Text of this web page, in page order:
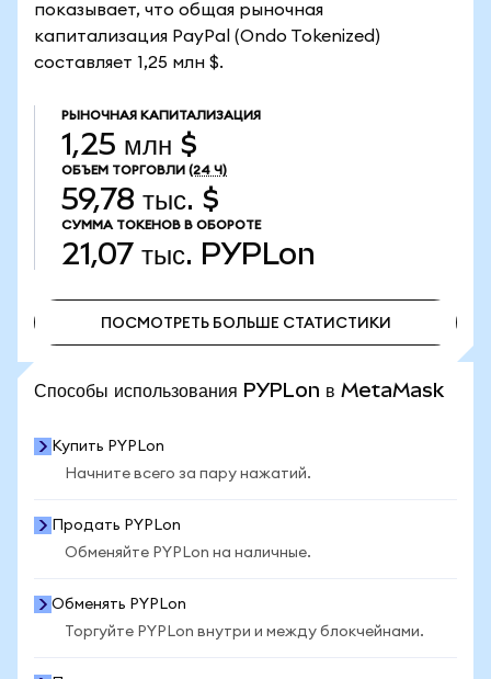
показывает, что общая рыночная
капитализация PayPal (Ondo Tokenized)
составляет 1,25 млн $.
РЫНОЧНАЯ КАПИТАЛИЗАЦИЯ
1,25 млн $
ОБЪЕМ ТОРГОВЛИ (24 Ч)
59,78 тыс. $
СУММА ТОКЕНОВ В ОБОРОТЕ
21,07 тыс. PYPLon
ПОСМОТРЕТЬ БОЛЬШЕ СТАТИСТИКИ
Способы использования PYPLon в MetaMask
Купить PYPLon
Начните всего за пару нажатий.
Продать PYPLon
Обменяйте PYPLon на наличные.
Обменять PYPLon
Торгуйте PYPLon внутри и между блокчейнами.